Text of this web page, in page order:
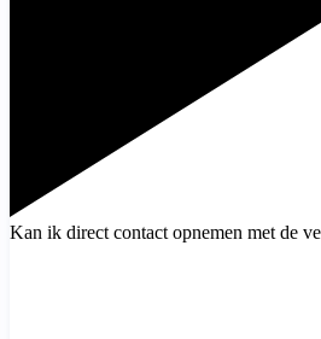
Kan ik direct contact opnemen met de